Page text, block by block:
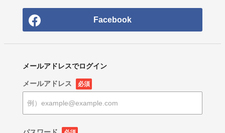
Facebook
メールアドレスでログイン
メールアドレス 必須